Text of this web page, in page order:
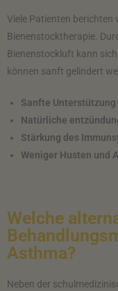
Viele Patienten berichten
Bienenstocktherapie.
Bienenstockluft kann
können sanft gelindert
Sanfte Unterstützung
Natürliche
Stärkung des
Weniger Husten und
Welche
Asthma?
Neben der